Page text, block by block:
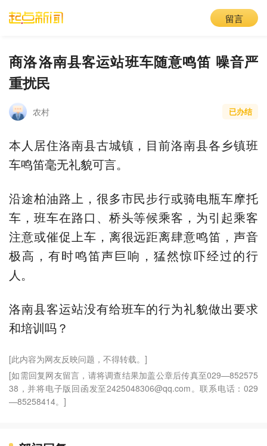
留言
商洛​洛南县客运站班车随意鸣笛 噪音严
重扰民
农村 已办结
本人居住洛南县古城镇，目前洛南县各乡镇班
车鸣笛毫无礼貌可言。
沿途柏油路上，很多市民步行或骑电瓶车摩托
车，班车在路口、桥头等候乘客，为引起乘客
注意或催促上车，离很远距离肆意鸣笛，声音
极高，有时鸣笛声巨响，猛然惊吓经过的行
人。
洛南县客运站没有给班车的行为礼貌做出要求
和培训吗？
[此内容为网友反映问题，不得转载。]
[如需回复网友留言，请将调查结果加盖公章后传真至029—852575
38，并将电子版回函发至2425048306@qq.com。联系电话：029
—85258414。]